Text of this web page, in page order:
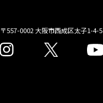
〒557-0002 大阪市西成区太子1-4-5